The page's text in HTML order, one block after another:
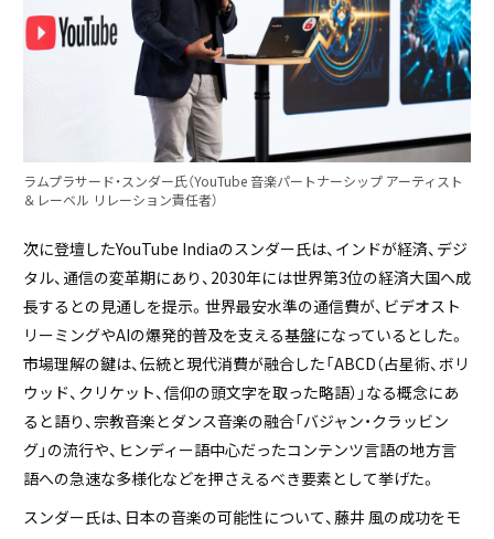
ラムプラサード・スンダー氏（YouTube ⾳楽パートナーシップ アーティスト
＆レーベル リレーション責任者）
次に登壇したYouTube Indiaのスンダー氏は、インドが経済、デジ
タル、通信の変革期にあり、2030年には世界第3位の経済大国へ成
長するとの見通しを提示。世界最安水準の通信費が、ビデオスト
リーミングやAIの爆発的普及を支える基盤になっているとした。
市場理解の鍵は、伝統と現代消費が融合した「ABCD（占星術、ボリ
ウッド、クリケット、信仰の頭文字を取った略語）」なる概念にあ
ると語り、宗教音楽とダンス音楽の融合「バジャン・クラッビン
グ」の流行や、ヒンディー語中心だったコンテンツ言語の地方言
語への急速な多様化などを押さえるべき要素として挙げた。
スンダー氏は、日本の音楽の可能性について、藤井 風の成功をモ